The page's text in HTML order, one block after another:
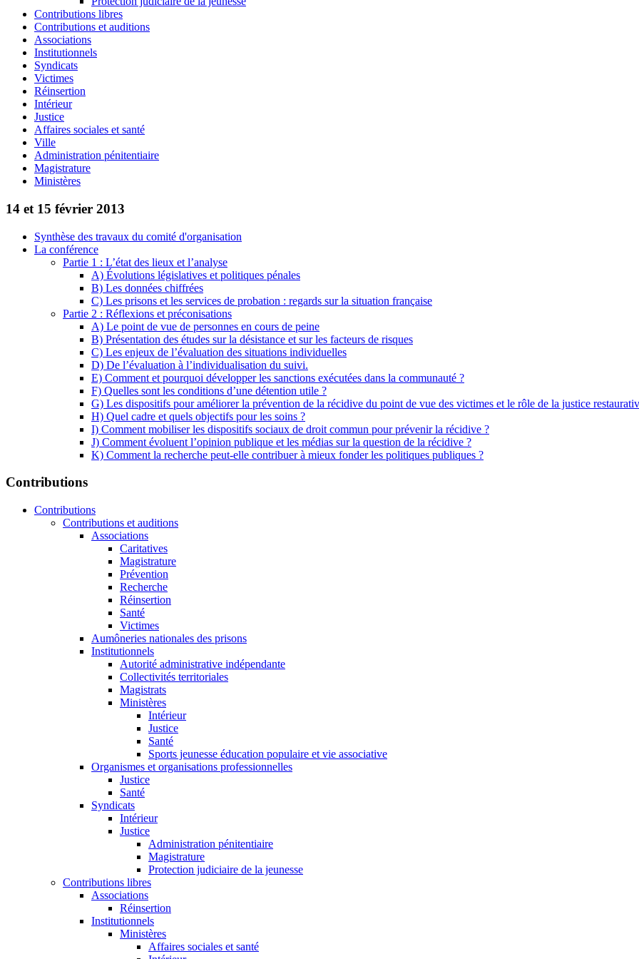
Contributions libres
Contributions et auditions
Associations
Institutionnels
Syndicats
Victimes
Réinsertion
Intérieur
Justice
Affaires sociales et santé
Ville
Administration pénitentiaire
Magistrature
Ministères
14 et 15 février 2013
Synthèse des travaux du comité d'organisation
La conférence
Partie 1 : L’état des lieux et l’analyse
A) Évolutions législatives et politiques pénales
B) Les données chiffrées
C) Les prisons et les services de probation : regards sur la situation française
Partie 2 : Réflexions et préconisations
A) Le point de vue de personnes en cours de peine
B) Présentation des études sur la désistance et sur les facteurs de risques
C) Les enjeux de l’évaluation des situations individuelles
D) De l’évaluation à l’individualisation du suivi.
E) Comment et pourquoi développer les sanctions exécutées dans la communauté ?
F) Quelles sont les conditions d’une détention utile ?
G) Les dispositifs pour améliorer la prévention de la récidive du point de vue des victimes et le rôle de la justice
H) Quel cadre et quels objectifs pour les soins ?
I) Comment mobiliser les dispositifs sociaux de droit commun pour prévenir la récidive ?
J) Comment évoluent l’opinion publique et les médias sur la question de la récidive ?
K) Comment la recherche peut-elle contribuer à mieux fonder les politiques publiques ?
Contributions
Contributions
Contributions et auditions
Associations
Caritatives
Magistrature
Prévention
Recherche
Réinsertion
Santé
Victimes
Aumôneries nationales des prisons
Institutionnels
Autorité administrative indépendante
Collectivités territoriales
Magistrats
Ministères
Intérieur
Justice
Santé
Sports jeunesse éducation populaire et vie associative
Organismes et organisations professionnelles
Justice
Santé
Syndicats
Intérieur
Justice
Administration pénitentiaire
Magistrature
Protection judiciaire de la jeunesse
Contributions libres
Associations
Réinsertion
Institutionnels
Ministères
Affaires sociales et santé